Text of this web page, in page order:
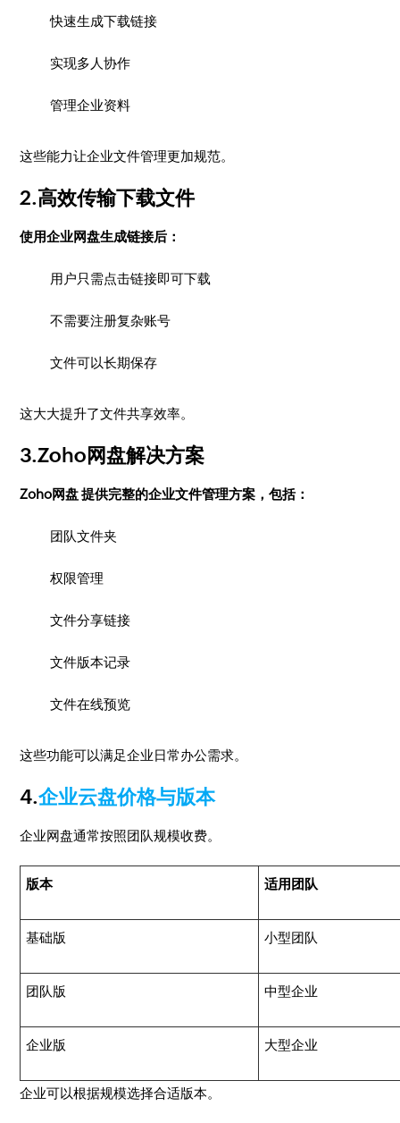
快速生成下载链接
实现多人协作
管理企业资料
这些能力让企业文件管理更加规范。
2.高效传输下载文件
使用企业网盘生成链接后：
用户只需点击链接即可下载
不需要注册复杂账号
文件可以长期保存
这大大提升了文件共享效率。
3.Zoho网盘解决方案
Zoho网盘 提供完整的企业文件管理方案，包括：
团队文件夹
权限管理
文件分享链接
文件版本记录
文件在线预览
这些功能可以满足企业日常办公需求。
4.企业云盘价格与版本
企业网盘通常按照团队规模收费。
版本 适用团队
基础版 小型团队
团队版 中型企业
企业版 大型企业
企业可以根据规模选择合适版本。